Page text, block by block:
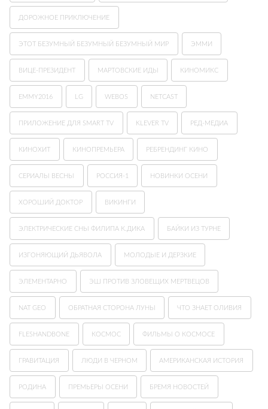
ДОРОЖНОЕ ПРИКЛЮЧЕНИЕ
ЭТОТ БЕЗУМНЫЙ БЕЗУМНЫЙ БЕЗУМНЫЙ МИР ЭММИ
ВИЦЕ-ПРЕЗИДЕНТ МАРТОВСКИЕ ИДЫ КИНОМИКС
EMMY2016 LG WEBOS NETCAST
ПРИЛОЖЕНИЕ ДЛЯ SMART TV KLEVER TV РЕД-МЕДИА
КИНОХИТ КИНОПРЕМЬЕРА РЕБРЕНДИНГ КИНО
СЕРИАЛЫ ВЕСНЫ РОССИЯ-1 НОВИНКИ ОСЕНИ
ХОРОШИЙ ДОКТОР ВИКИНГИ
ЭЛЕКТРИЧЕСКИЕ СНЫ ФИЛИПА К.ДИКА БАЙКИ ИЗ ТУРНЕ
ИЗГОНЯЮЩИЙ ДЬЯВОЛА МОЛОДЫЕ И ДЕРЗКИЕ
ЭЛЕМЕНТАРНО ЭШ ПРОТИВ ЗЛОВЕЩИХ МЕРТВЕЦОВ
NAT GEO ОБРАТНАЯ СТОРОНА ЛУНЫ ЧТО ЗНАЕТ ОЛИВИЯ
FLESHANDBONE КОСМОС ФИЛЬМЫ О КОСМОСЕ
ГРАВИТАЦИЯ ЛЮДИ В ЧЕРНОМ АМЕРИКАНСКАЯ ИСТОРИЯ
РОДИНА ПРЕМЬЕРЫ ОСЕНИ БРЕМЯ НОВОСТЕЙ